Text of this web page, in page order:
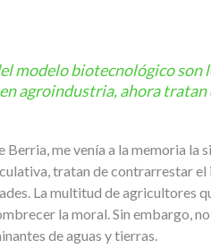
modelo biotecnológico
agroindustria, ahora
me venía a la memoria la
tratan de contrarrestar
La multitud de agricultores
la moral. Sin embargo,
de aguas y tierras.